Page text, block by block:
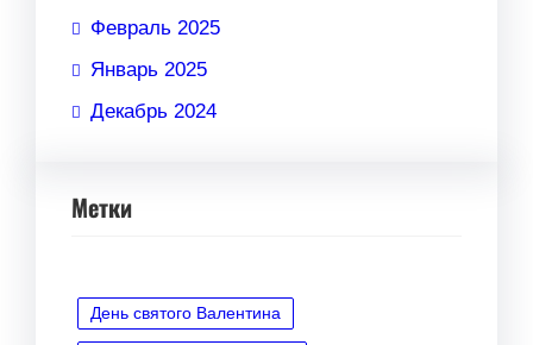
Февраль 2025
Январь 2025
Декабрь 2024
Метки
День святого Валентина